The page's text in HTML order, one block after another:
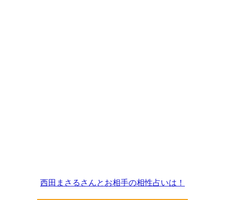
西田まさるさんとお相手の相性占いは！